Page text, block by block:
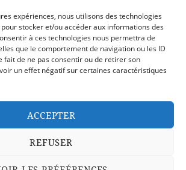
expériences, nous utilisons des technologies
stocker et/ou accéder aux informations des
à ces technologies nous permettra de
que le comportement de navigation ou les ID
fait de ne pas consentir ou de retirer son
un effet négatif sur certaines caractéristiques
ACCEPTER
REFUSER
(UE)
Saint-Louis de Chalès